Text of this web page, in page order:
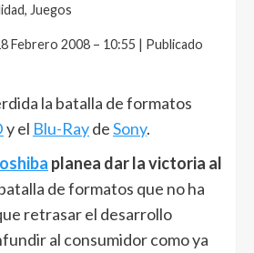
Juegos
Febrero 2008 – 10:55 | Publicado
la batalla de formatos
y el Blu-RaydeSony.
planea dar la victoria al
de formatos que no ha
retrasar el desarrollo
al consumidor como ya